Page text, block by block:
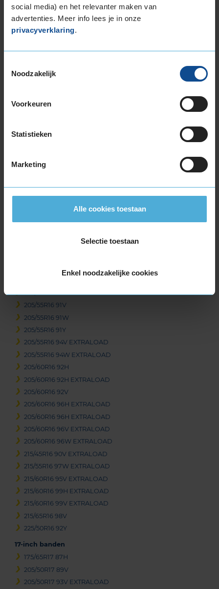
social media) en het relevanter maken van
advertenties. Meer info lees je in onze
privacyverklaring.
Noodzakelijk
Voorkeuren
Statistieken
Marketing
Alle cookies toestaan
Selectie toestaan
Enkel noodzakelijke cookies
Item
of
3
15-inch banden
195/65R15 95H EXTRALOAD
195/50R16 88V EXTRALOAD
195/55R16 91H EXTRALOAD
205/55R16 91V
205/55R16 91W
205/55R16 91Y
205/55R16 94V EXTRALOAD
205/55R16 94W EXTRALOAD
205/60R16 92H
205/60R16 92H EXTRALOAD
205/60R16 92V
205/60R16 96H EXTRALOAD
205/60R16 96H EXTRALOAD
205/60R16 96V EXTRALOAD
205/60R16 96W EXTRALOAD
215/45R16 90V EXTRALOAD
215/55R16 97W EXTRALOAD
215/60R16 95V EXTRALOAD
215/60R16 99H EXTRALOAD
215/60R16 99V EXTRALOAD
215/65R16 98V
225/50R16 92Y
17-inch banden
175/65R17 87H
205/50R17 89V
205/50R17 93V EXTRALOAD